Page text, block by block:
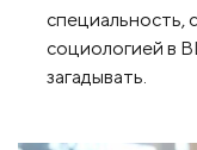
специальность,
социологией в
загадывать.